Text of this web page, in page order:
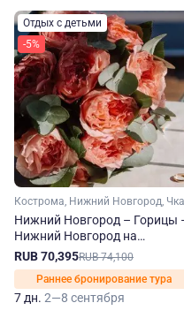
Отдых с детьми
-5%
Нижний Новгород – Горицы
Нижний Новгород на
теплоходе Михаил Фрунзе
RUB 70,395RUB 74,100
Раннее бронирование тура
7 дн. 2—8 сентября